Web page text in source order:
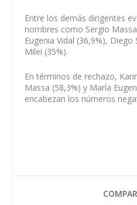
Entre los demás dirigentes
nombres como Sergio
Eugenia Vidal (36,9%), Diego
Milei (35%).
En términos de rechazo,
Massa (58,3%) y María
encabezan los números